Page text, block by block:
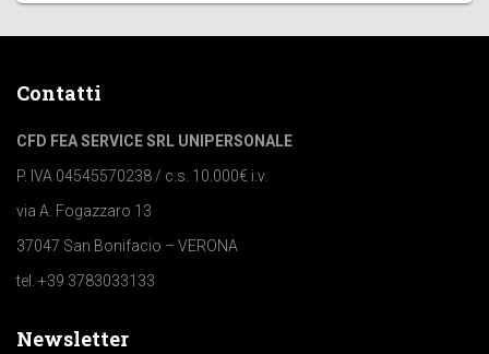
Contatti
CFD FEA SERVICE SRL UNIPERSONALE
P. IVA 04545570238 / c.s. 10.000€ i.v.
via A. Fogazzaro 13
37047 San Bonifacio – VERONA
tel. +39 3783033133
Newsletter